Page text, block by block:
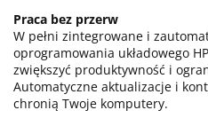
Praca bez przerw
W pełni zintegrowane i
oprogramowania układowego
zwiększyć produktywność i
Automatyczne aktualizacje i
chronią Twoje komputery.